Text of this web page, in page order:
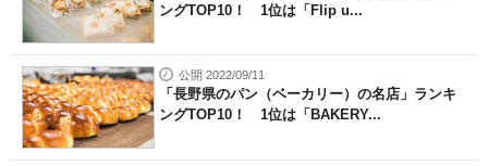
ングTOP10！ 1位は「Flip u...
公開 2022/09/11
「長野県のパン（ベーカリー）の名店」ランキ
ングTOP10！ 1位は「BAKERY...